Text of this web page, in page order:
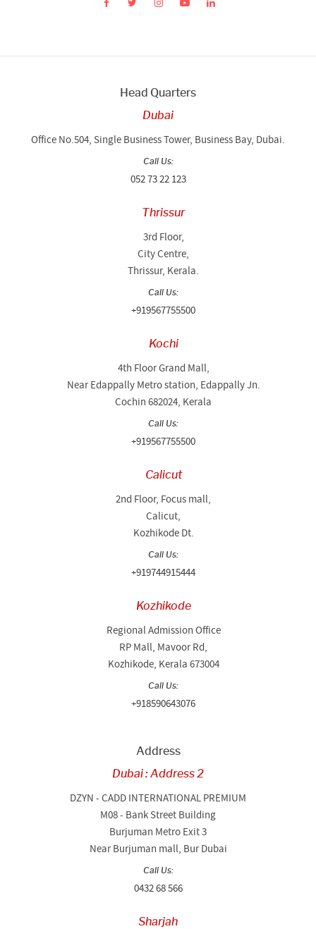
Head Quarters
Dubai
Office No.504, Single Business Tower, Business Bay, Dubai.
Call Us:
052 73 22 123
Thrissur
3rd Floor,
City Centre,
Thrissur, Kerala.
Call Us:
+919567755500
Kochi
4th Floor Grand Mall,
Near Edappally Metro station, Edappally Jn.
Cochin 682024, Kerala
Call Us:
+919567755500
Calicut
2nd Floor, Focus mall,
Calicut,
Kozhikode Dt.
Call Us:
+919744915444
Kozhikode
Regional Admission Office
RP Mall, Mavoor Rd,
Kozhikode, Kerala 673004
Call Us:
+918590643076
Address
Dubai : Address 2
DZYN - CADD INTERNATIONAL PREMIUM
M08 - Bank Street Building
Burjuman Metro Exit 3
Near Burjuman mall, Bur Dubai
Call Us:
0432 68 566
Sharjah